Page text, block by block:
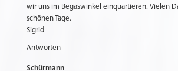
wir uns im Begaswinkel einquartieren. Vielen
schönen Tage.
Sigrid
Antworten
Schürmann